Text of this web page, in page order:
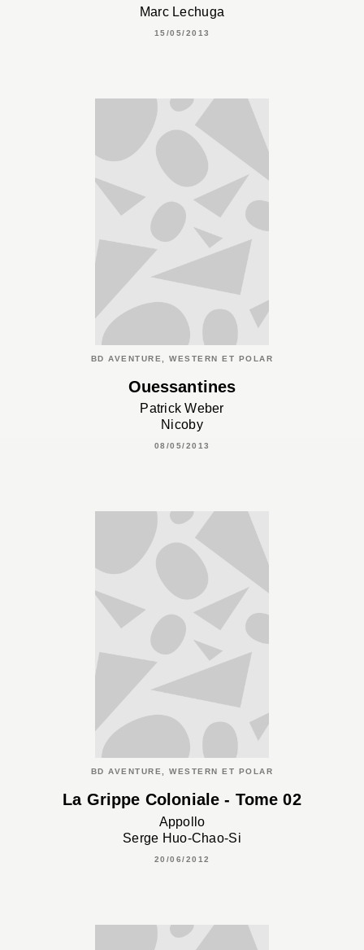
Marc Lechuga
15/05/2013
BD AVENTURE, WESTERN ET POLAR
Ouessantines
Patrick Weber
Nicoby
08/05/2013
BD AVENTURE, WESTERN ET POLAR
La Grippe Coloniale - Tome 02
Appollo
Serge Huo-Chao-Si
20/06/2012